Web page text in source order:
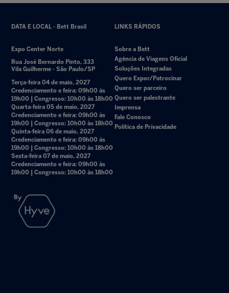
DATA E LOCAL - Bett Brasil
Expo Center Norte
Rua José Bernardo Pinto, 333
Vila Guilherme - São Paulo/SP
Terça-feira 04 de maio, 2027
Credenciamento e feira: 09h00 às
19h00 | Congresso: 10h00 às 18h00
Quarta-feira 05 de maio, 2027
Credenciamento e feira: 09h00 às
19h00 | Congresso: 10h00 às 18h00
Quinta-feira 06 de maio, 2027
Credenciamento e feira: 09h00 às
19h00 | Congresso: 10h00 às 18h00
Sexta-feira 07 de maio, 2027
Credenciamento e feira: 09h00 às
19h00 | Congresso: 10h00 às 18h00
LINKS RÁPIDOS
Sobre a Bett
Agência de Viagens Oficial
Soluções Integradas
Quero Expor/Patrocinar
Quero ser parceiro
Quero ser palestrante
Imprensa
Fale Conosco
Política de Privacidade